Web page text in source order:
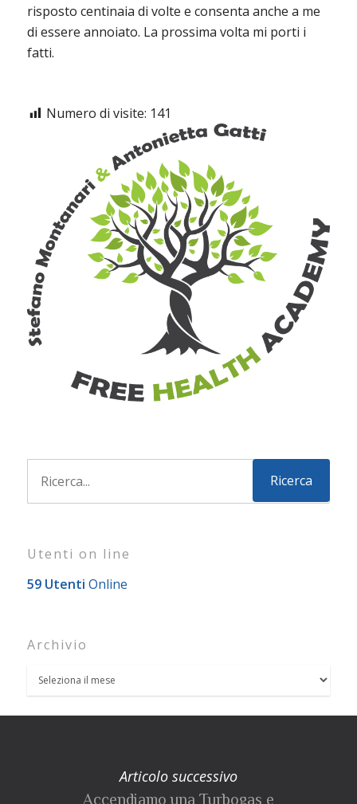
risposto centinaia di volte e consenta anche a me
di essere annoiato. La prossima volta mi porti i
fatti.
Numero di visite: 141
Utenti on line
59 Utenti Online
Archivio
Articolo successivo
Accendiamo una Turbogas e